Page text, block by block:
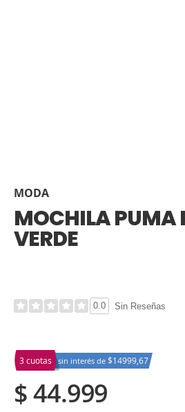
MODA
MOCHILA PUMA
VERDE
0.0 Sin Reseñas
3 cuotas sin interés de $14999,67
$ 44.999